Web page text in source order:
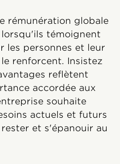
rémunération globale
témoignent
les personnes et leur
renforcent. Insistez
reflètent
accordée aux
souhaite
actuels et futurs
et s'épanouir au